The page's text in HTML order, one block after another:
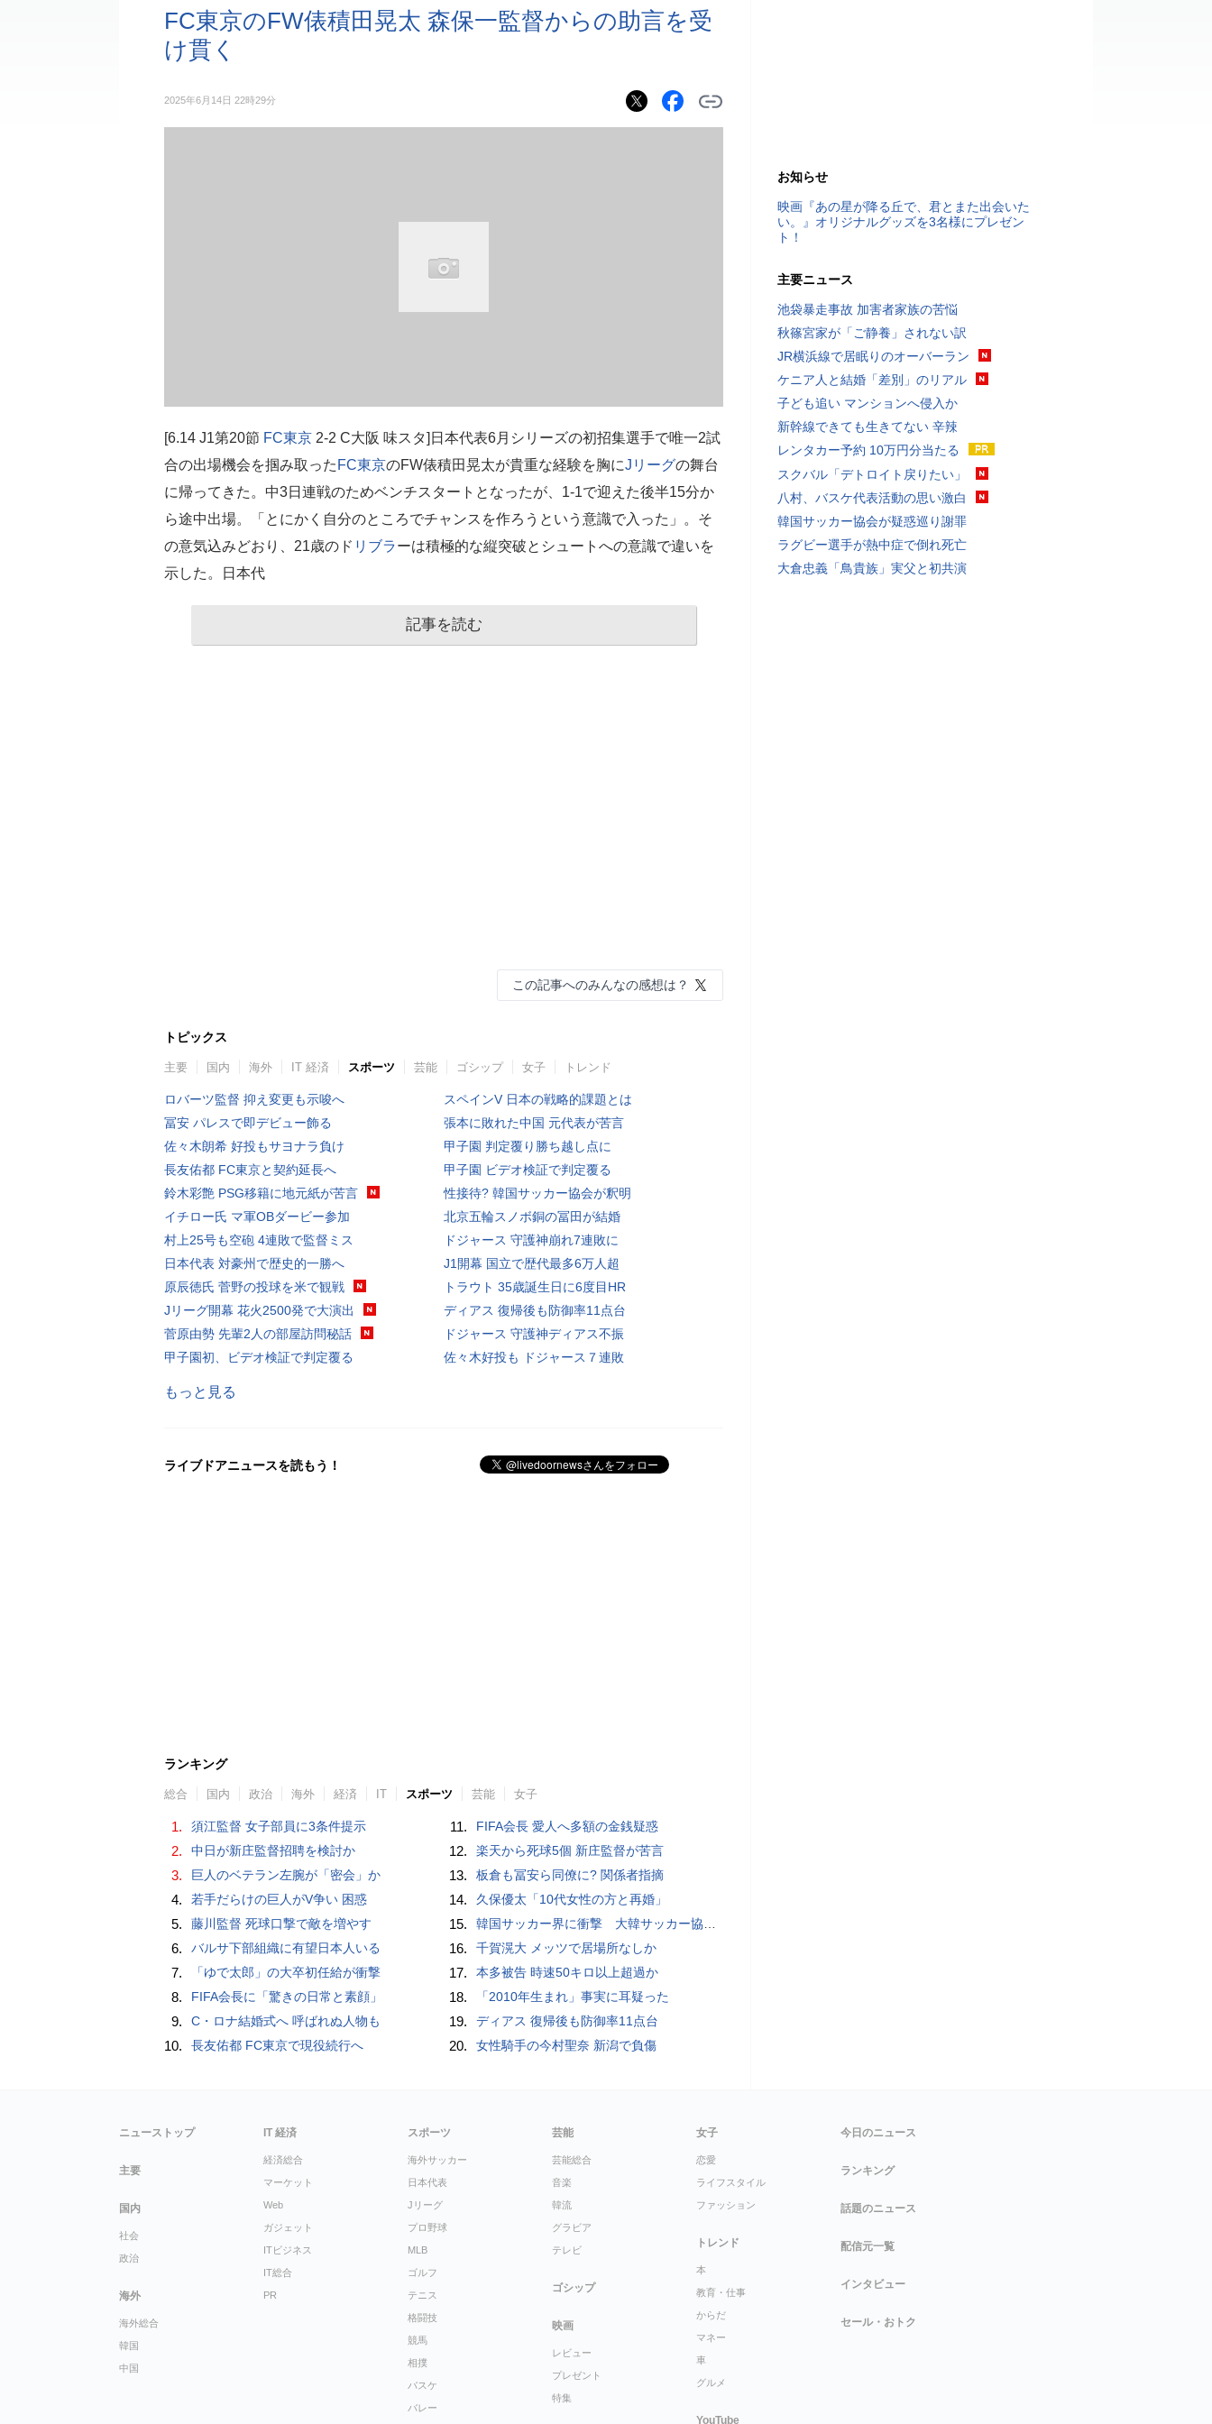
FC東京のFW俵積田晃太 森保一監督からの助言を受
け貫く
2025年6月14日 22時29分
[6.14 J1第20節 FC東京 2-2 C大阪 味スタ]日本代表6月シリーズの初招集選手で唯一2試
合の出場機会を掴み取った FC東京のFW俵積田晃太が貴重な経験を胸にJリーグの舞台
に帰ってきた。中3日連戦のためベンチスタートとなったが、1-1で迎えた後半15分か
ら途中出場。「とにかく自分のところでチャンスを作ろうという意識で入った」。そ
の意気込みどおり、21歳のド リブラーは積極的な縦突破とシュートへの意識で違いを
示した。日本代
記事を読む
この記事へのみんなの感想は？
トピックス
主要 国内 海外 IT 経済 スポーツ 芸能 ゴシップ 女子 トレンド
ロバーツ監督 抑え変更も示唆へ
冨安 パレスで即デビュー飾る
佐々木朗希 好投もサヨナラ負け
長友佑都 FC東京と契約延長へ
鈴木彩艶 PSG移籍に地元紙が苦言
イチロー氏 マ軍OBダービー参加
村上25号も空砲 4連敗で監督ミス
日本代表 対豪州で歴史的一勝へ
原辰徳氏 菅野の投球を米で観戦
Jリーグ開幕 花火2500発で大演出
菅原由勢 先輩2人の部屋訪問秘話
甲子園初、ビデオ検証で判定覆る
スペインV 日本の戦略的課題とは
張本に敗れた中国 元代表が苦言
甲子園 判定覆り勝ち越し点に
甲子園 ビデオ検証で判定覆る
性接待? 韓国サッカー協会が釈明
北京五輪スノボ銅の冨田が結婚
ドジャース 守護神崩れ7連敗に
J1開幕 国立で歴代最多6万人超
トラウト 35歳誕生日に6度目HR
ディアス 復帰後も防御率11点台
ドジャース 守護神ディアス不振
佐々木好投も ドジャース７連敗
もっと見る
ライブドアニュースを読もう！
ランキング
総合 国内 政治 海外 経済 IT スポーツ 芸能 女子
1. 須江監督 女子部員に3条件提示
2. 中日が新庄監督招聘を検討か
3. 巨人のベテラン左腕が「密会」か
4. 若手だらけの巨人がV争い 困惑
5. 藤川監督 死球口撃で敵を増やす
6. バルサ下部組織に有望日本人いる
7. 「ゆで太郎」の大卒初任給が衝撃
8. FIFA会長に「驚きの日常と素顔」
9. C・ロナ結婚式へ 呼ばれぬ人物も
10. 長友佑都 FC東京で現役続行へ
11. FIFA会長 愛人へ多額の金銭疑惑
12. 楽天から死球5個 新庄監督が苦言
13. 板倉も冨安ら同僚に? 関係者指摘
14. 久保優太「10代女性の方と再婚」
15. 韓国サッカー界に衝撃 大韓サッカー協会に外国人審判への“性的接待”疑惑 韓国メディアが報道
16. 千賀滉大 メッツで居場所なしか
17. 本多被告 時速50キロ以上超過か
18. 「2010年生まれ」事実に耳疑った
19. ディアス 復帰後も防御率11点台
20. 女性騎手の今村聖奈 新潟で負傷
お知らせ
映画『あの星が降る丘で、君とまた出会いた
い。』オリジナルグッズを3名様にプレゼン
ト！
主要ニュース
池袋暴走事故 加害者家族の苦悩
秋篠宮家が「ご静養」されない訳
JR横浜線で居眠りのオーバーラン
ケニア人と結婚「差別」のリアル
子ども追い マンションへ侵入か
新幹線できても生きてない 辛辣
レンタカー予約 10万円分当たる
スクバル「デトロイト戻りたい」
八村、バスケ代表活動の思い激白
韓国サッカー協会が疑惑巡り謝罪
ラグビー選手が熱中症で倒れ死亡
大倉忠義「鳥貴族」実父と初共演
ニューストップ
主要
国内
社会
政治
海外
海外総合
韓国
中国
IT 経済
経済総合
マーケット
Web
ガジェット
ITビジネス
IT総合
PR
スポーツ
海外サッカー
日本代表
Jリーグ
プロ野球
MLB
ゴルフ
テニス
格闘技
競馬
相撲
バスケ
バレー
芸能
芸能総合
音楽
韓流
グラビア
テレビ
ゴシップ
映画
レビュー
プレゼント
特集
女子
恋愛
ライフスタイル
ファッション
トレンド
本
教育・仕事
からだ
マネー
車
グルメ
YouTube
今日のニュース
ランキング
話題のニュース
配信元一覧
インタビュー
セール・おトク